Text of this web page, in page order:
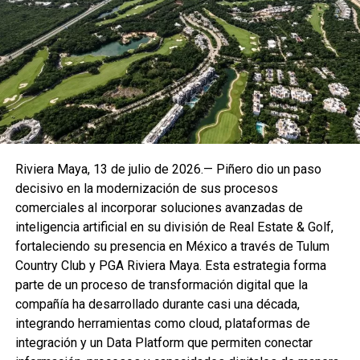
En este marco, Alday propuso incorporar unaformación
jurídica e institucionalcomo eje fundamental de la
capacitación, con el objetivo de que los futuros
replicadores de talleres cuenten con bases claras sobre
teoría del Estado, Estado de Derecho, división de poderes
y procedimientos administrativos comunes, como la
regularización de la tierra. Señaló que este enfoque
permitirá brindar información responsable a la ciudadanía y
evitar falsas expectativas.
El legislador también reconoció el liderazgo de la síndica
Rifka Queruel
, destacando su labor en la defensa de los
derechos de las y los trabajadores del municipio de Tulum
y su compromiso con la legalidad y el servicio público.
La reunión marca el inicio formal del proceso interno de
organización del PT en Quintana Roo, enfocado en la
preparación de estructuras, capacitación de cuadros y
Riviera Maya, 13 de julio de 2026.— Piñero dio un paso
decisivo en la modernización de sus procesos
comerciales al incorporar soluciones avanzadas de
inteligencia artificial en su división de Real Estate & Golf,
fortaleciendo su presencia en México a través de Tulum
Country Club y PGA Riviera Maya. Esta estrategia forma
parte de un proceso de transformación digital que la
compañía ha desarrollado durante casi una década,
integrando herramientas como cloud, plataformas de
integración y un Data Platform que permiten conectar